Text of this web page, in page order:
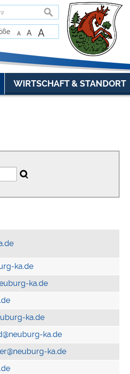
suchen
A A A
WIRTSCHAFT & STANDORT
ka.de
ka.de
ka.de
ka.de
ka.de